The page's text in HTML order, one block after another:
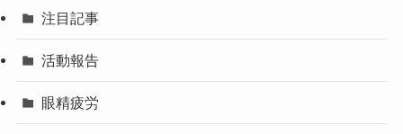
注目記事
活動報告
眼精疲労